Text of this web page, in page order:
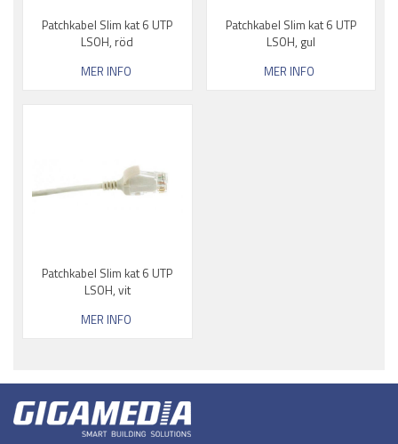
Patchkabel Slim kat 6 UTP
LSOH, röd
MER INFO
Patchkabel Slim kat 6 UTP
LSOH, gul
MER INFO
Patchkabel Slim kat 6 UTP
LSOH, vit
MER INFO